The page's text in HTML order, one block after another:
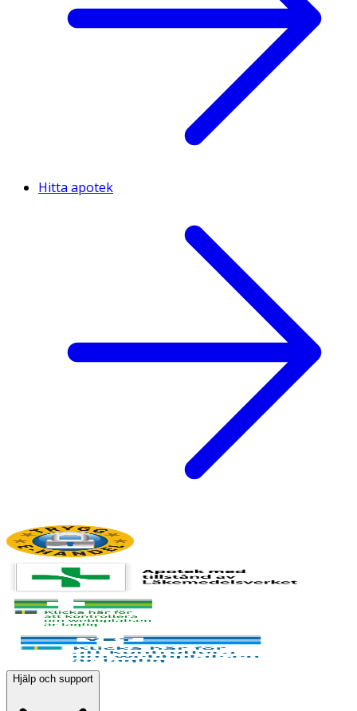
ingefäraextrakt (Zingiber officinale), mangan(glukonat),
niacin (nikotinamid), koppar(glukonat), pantotensyra
(dexpantenol), vitamin D (kolekalciferol), vitamin B12
(cyanokobalamin), vitamin B6 (pyrodoxinhydroklorid),
vitamin B2 (riboflavin5natriumfosfat), vitamin B1
(tiaminhydroklorid), folsyra, krom(pikolinat), jod
(natriumjodid), selen (natriumselenit), molybden
(ammoniummolybdat), bor (natriumborat).
Hitta apotek
Hjälp och support